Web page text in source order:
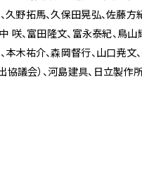
久野拓馬、久保田晃弘、佐藤方
咲、富田隆文、富永泰紀、鳥
本木祐介、森岡督行、山口尭文
協議会）、河島建具、日立製